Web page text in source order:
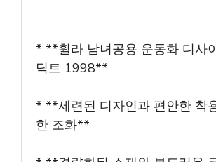
* **휠라 남녀공용 운동화 디사
딕트 1998**
* **세련된 디자인과 편안한 착
한 조화**